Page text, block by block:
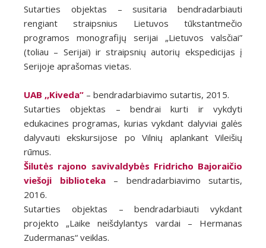
Sutarties objektas – susitaria bendradarbiauti
rengiant straipsnius Lietuvos tūkstantmečio
programos monografijų serijai „Lietuvos valsčiai”
(toliau – Serijai) ir straipsnių autorių ekspedicijas į
Serijoje aprašomas vietas.
UAB ,,Kiveda” – bendradarbiavimo sutartis, 2015.
Sutarties objektas – bendrai kurti ir vykdyti
edukacines programas, kurias vykdant dalyviai galės
dalyvauti ekskursijose po Vilnių aplankant Vileišių
rūmus.
Šilutės rajono savivaldybės Fridricho Bajoraičio
viešoji biblioteka– bendradarbiavimo sutartis,
2016.
Sutarties objektas – bendradarbiauti vykdant
projekto „Laike neišdylantys vardai – Hermanas
Zudermanas“ veiklas.